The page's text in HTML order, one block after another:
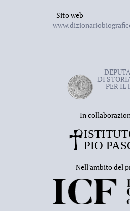
Sito web
DI
PER IL
In
Nell'ambito del